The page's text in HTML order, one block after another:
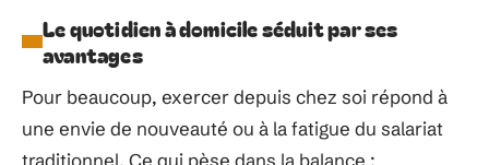
Le quotidien à domicile séduit par ses
avantages
Pour beaucoup, exercer depuis chez soi répond à
une envie de nouveauté ou à la fatigue du salariat
traditionnel. Ce qui pèse dans la balance :